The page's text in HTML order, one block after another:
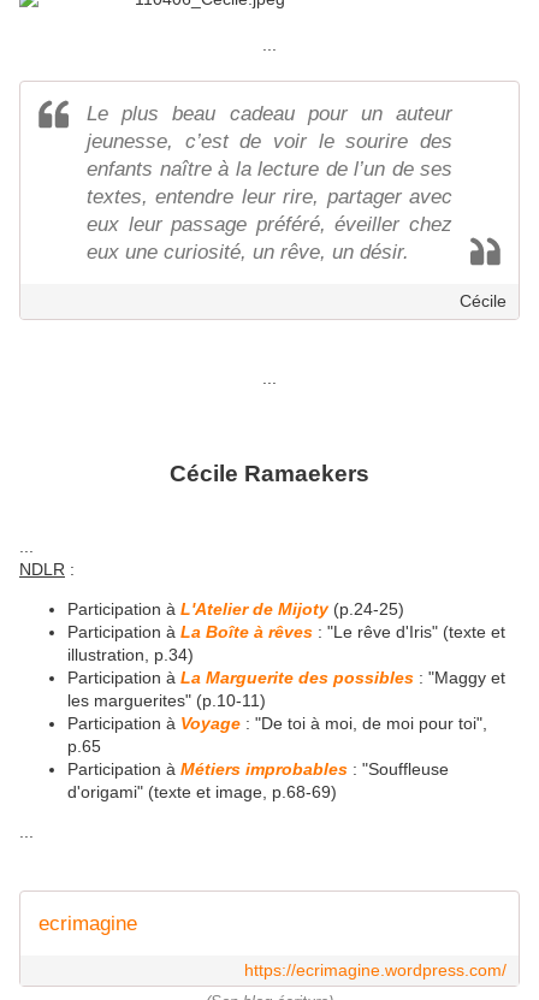
Le plus beau cadeau pour un auteur
jeunesse, c’est de voir le sourire des
enfants naître à la lecture de l’un de ses
textes, entendre leur rire, partager avec
eux leur passage préféré, éveiller chez
eux une curiosité, un rêve, un désir.
Cécile
Cécile Ramaekers
NDLR :
Participation à L'Atelier de Mijoty(p.24-25)
Participation à La Boîte à rêves : "Le rêve d'Iris" (texte et
illustration, p.34)
Participation à La Marguerite des possibles : "Maggy et
les marguerites" (p.10-11)
Participation à Voyage : "De toi à moi, de moi pour toi",
p.65
Participation à Métiers improbables : "Souffleuse
d'origami" (texte et image, p.68-69)
ecrimagine
https://ecrimagine.wordpress.com/